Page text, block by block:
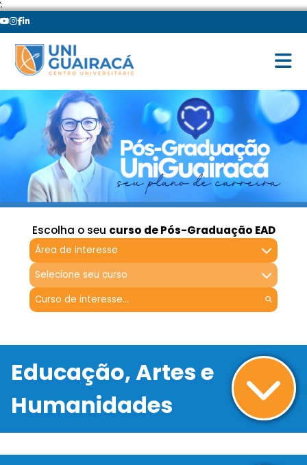
';
Escolha o seu curso de Pós-Graduação EAD
Área de interesse
Selecione seu curso
Educação, Artes e
Humanidades